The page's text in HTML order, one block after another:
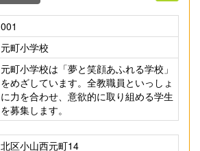
001
元町小学校
元町小学校は「夢と笑顔あふれる学校」
をめざしています。全教職員といっしょ
に力を合わせ、意欲的に取り組める学生
を募集します。
北区小山西元町14